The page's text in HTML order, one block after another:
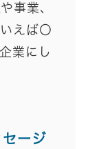
事業、
えば〇
業にし
ージ